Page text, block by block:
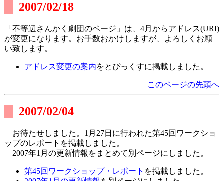
2007/02/18
「不等辺さんかく劇団のページ」は、4月からアドレス(URI)
が変更になります。お手数おかけしますが、よろしくお願
い致します。
アドレス変更の案内をとぴっくすに掲載しました。
このページの先頭へ
2007/02/04
お待たせしました。1月27日に行われた第45回ワークショ
ップのレポートを掲載しました。
2007年1月の更新情報をまとめて別ページにしました。
第45回ワークショップ・レポート を掲載しました。